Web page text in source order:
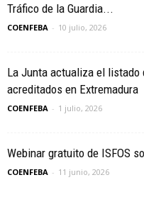
Tráfico de la Guardia...
COENFEBA - 10 julio, 2026
La Junta actualiza el
acreditados en Extremadura
COENFEBA - 1 julio, 2026
Webinar gratuito de ISFOS
COENFEBA - 11 junio, 2026